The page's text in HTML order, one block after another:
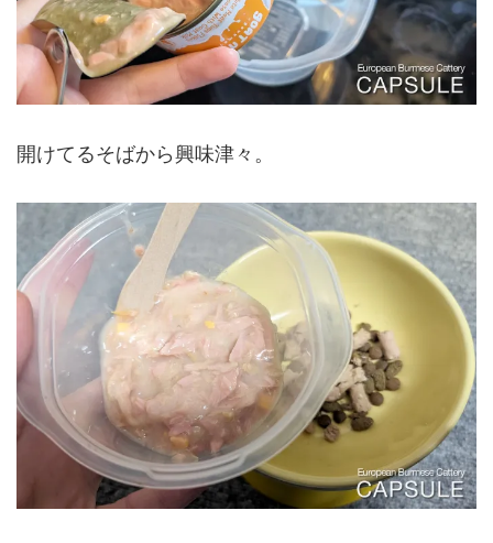
開けてるそばから興味津々。